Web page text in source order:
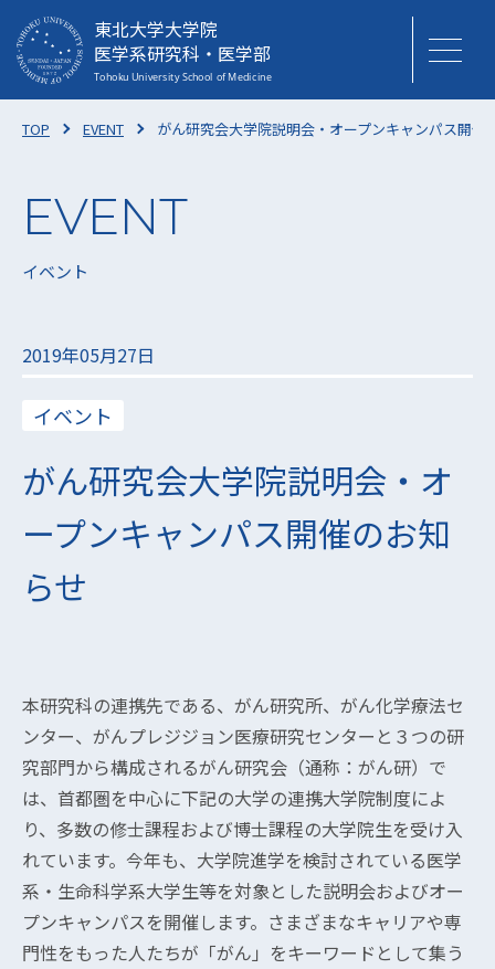
東北大学大学院
医学系研究科・医学部
TOP EVENT がん研究会大学院説明会・オープンキャンパス開催
イベント
2019年05月27日
イベント
がん研究会大学院説明会・オ
ープンキャンパス開催のお知
らせ
本研究科の連携先である、がん研究所、がん化学療法セ
ンター、がんプレジジョン医療研究センターと３つの研
究部門から構成されるがん研究会（通称：がん研）で
は、首都圏を中心に下記の大学の連携大学院制度によ
り、多数の修士課程および博士課程の大学院生を受け入
れています。今年も、大学院進学を検討されている医学
系・生命科学系大学生等を対象とした説明会およびオー
プンキャンパスを開催します。さまざまなキャリアや専
門性をもった人たちが「がん」をキーワードとして集う